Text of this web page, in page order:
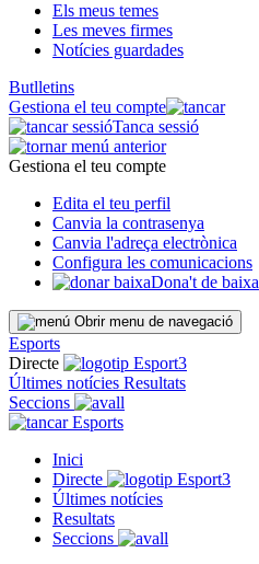
Els meus temes
Les meves firmes
Notícies guardades
Butlletins
Gestiona el teu compte
Tanca sessió
Gestiona el teu compte
Edita el teu perfil
Canvia la contrasenya
Canvia l'adreça electrònica
Configura les comunicacions
Dona't de baixa
Obrir menu de navegació
Esports
Directe
Últimes notícies Resultats
Seccions
Esports
Inici
Directe
Últimes notícies
Resultats
Seccions